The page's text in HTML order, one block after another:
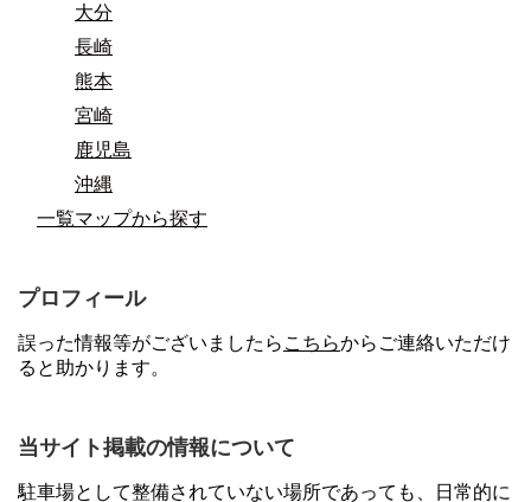
大分
長崎
熊本
宮崎
鹿児島
沖縄
一覧マップから探す
プロフィール
誤った情報等がございましたら こちらからご連絡いただけ
ると助かります。
当サイト掲載の情報について
駐車場として整備されていない場所であっても、日常的に